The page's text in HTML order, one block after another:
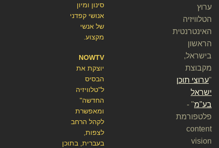
סינון ומיון
אנושי קפדני
של אנשי
מקצוע.
NOWTV
יוצקת את
הבסיס
ל"טלוויזיה
החדשה"
ומאפשרת
לקהל הרחב
לצפות,
בעברית, בתוכן
ערוץ
הטלוויזיה
האינטרנטית
הראשון
בישראל,
מקבוצת
"ערוצי תוכן
ישראל
בע"מ" -
פלטפורמת
content
vision